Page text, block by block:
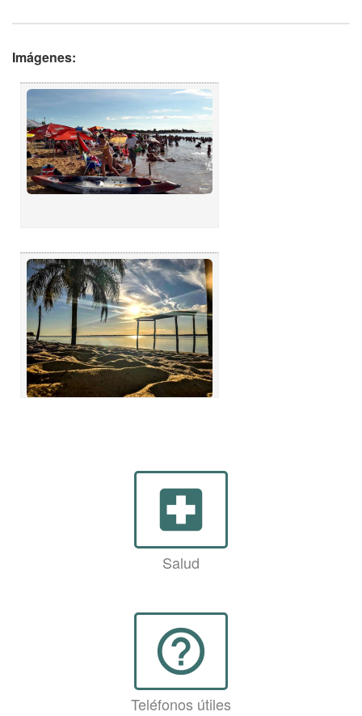
Imágenes:
local_hospital
Salud
help_outline
Teléfonos útiles